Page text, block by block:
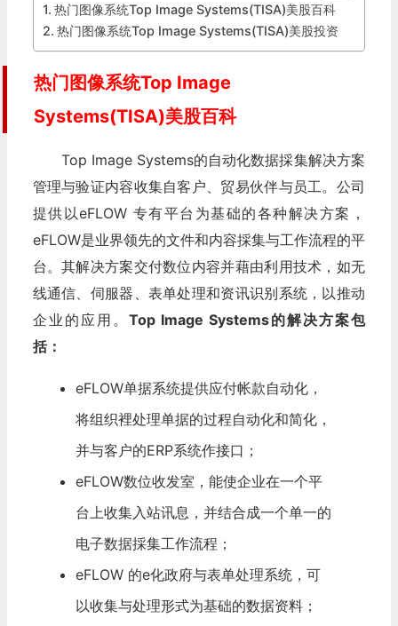
热门图像系统Top Image Systems(TISA)美股百科
热门图像系统Top Image Systems(TISA)美股投资
热门图像系统Top Image
Systems(TISA)美股百科
Top Image Systems的自动化数据採集解决方案
管理与验证内容收集自客户、贸易伙伴与员工。公司
提供以eFLOW 专有平台为基础的各种解决方案，
eFLOW是业界领先的文件和内容採集与工作流程的平
台。其解决方案交付数位内容并藉由利用技术，如无
线通信、伺服器、表单处理和资讯识别系统，以推动
企业的应用。 Top Image Systems的解决方案包
括：
eFLOW单据系统提供应付帐款自动化，
将组织裡处理单据的过程自动化和简化，
并与客户的ERP系统作接口；
eFLOW数位收发室，能使企业在一个平
台上收集入站讯息，并结合成一个单一的
电子数据採集工作流程；
eFLOW 的e化政府与表单处理系统，可
以收集与处理形式为基础的数据资料；